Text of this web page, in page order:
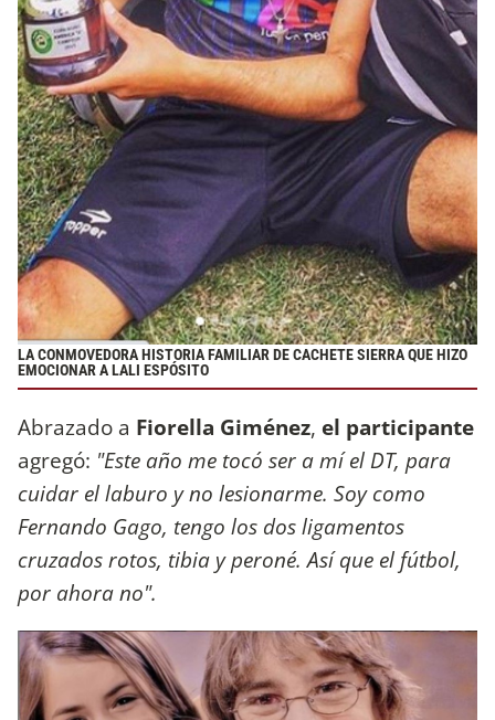
LA CONMOVEDORA HISTORIA FAMILIAR DE CACHETE SIERRA QUE HIZO
EMOCIONAR A LALI ESPÓSITO
Abrazado a Fiorella Giménez, el participante
agregó: "Este año me tocó ser a mí el DT, para
cuidar el laburo y no lesionarme. Soy como
Fernando Gago, tengo los dos ligamentos
cruzados rotos, tibia y peroné. Así que el fútbol,
por ahora no".